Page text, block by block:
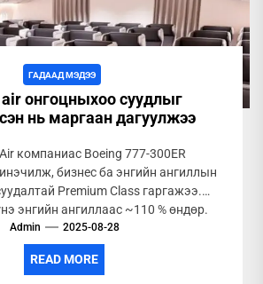
ГАДААД МЭДЭЭ
онгоцныхоо суудлыг
нь маргаан дагуулжээ
компаниас Boeing 777-300ER
бизнес ба энгийн ангиллын
Premium Class гаргажээ.
энгийн ангиллаас ~110 % өндөр.
Premium...
Admin 2025-08-28
READ MORE